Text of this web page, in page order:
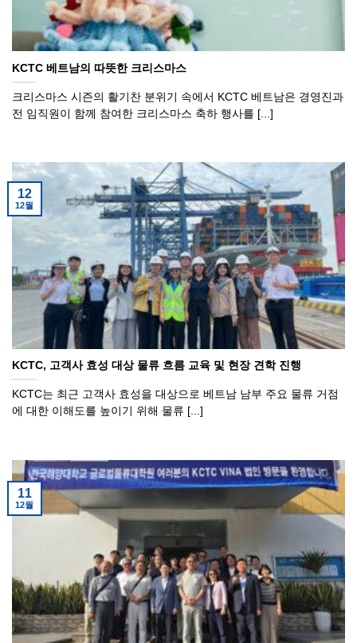
KCTC 베트남의 따뜻한 크리스마스
크리스마스 시즌의 활기찬 분위기 속에서 KCTC 베트남은 경영진과
전 임직원이 함께 참여한 크리스마스 축하 행사를 [...]
KCTC, 고객사 효성 대상 물류 흐름 교육 및 현장 견학 진행
KCTC는 최근 고객사 효성을 대상으로 베트남 남부 주요 물류 거점
에 대한 이해도를 높이기 위해 물류 [...]
12
12월
11
12월